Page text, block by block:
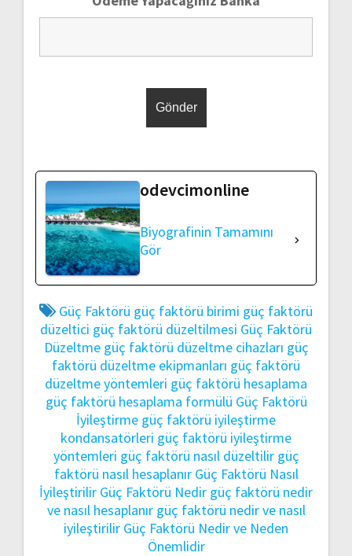
odevcimonline
Biyografinin Tamamını
Gör
Güç Faktörü güç faktörü birimi güç faktörü
düzeltici güç faktörü düzeltilmesi Güç Faktörü
Düzeltme güç faktörü düzeltme cihazları güç
faktörü düzeltme ekipmanları güç faktörü
düzeltme yöntemleri güç faktörü hesaplama
güç faktörü hesaplama formülü Güç Faktörü
İyileştirme güç faktörü iyileştirme
kondansatörleri güç faktörü iyileştirme
yöntemleri güç faktörü nasıl düzeltilir güç
faktörü nasıl hesaplanır Güç Faktörü Nasıl
İyileştirilir Güç Faktörü Nedir güç faktörü nedir
ve nasıl hesaplanır güç faktörü nedir ve nasıl
iyileştirilir Güç Faktörü Nedir ve Neden
Önemlidir